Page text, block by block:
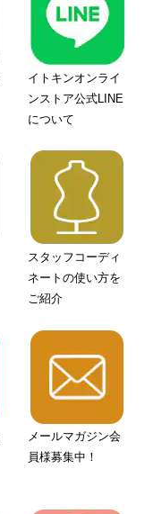
イトキンオンライ
ンストア公式LINE
について
スタッフコーディ
ネートの使い方を
ご紹介
メールマガジン会
員様募集中！